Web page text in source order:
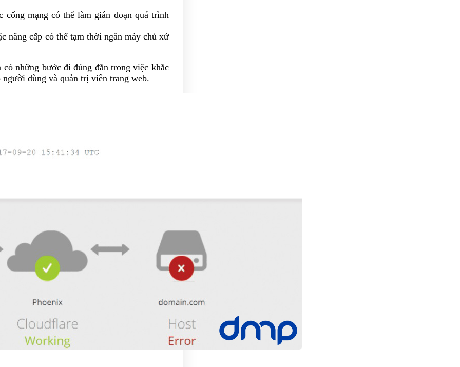
mạng có thể làm gián đoạn quá trình
nâng cấp có thể tạm thời ngăn máy chủ xử
những bước đi đúng đắn trong việc khắc
dùng và quản trị viên trang web.